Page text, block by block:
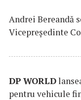
Andrei Bereandă
Vicepreședinte
DP WORLD
pentru vehicule